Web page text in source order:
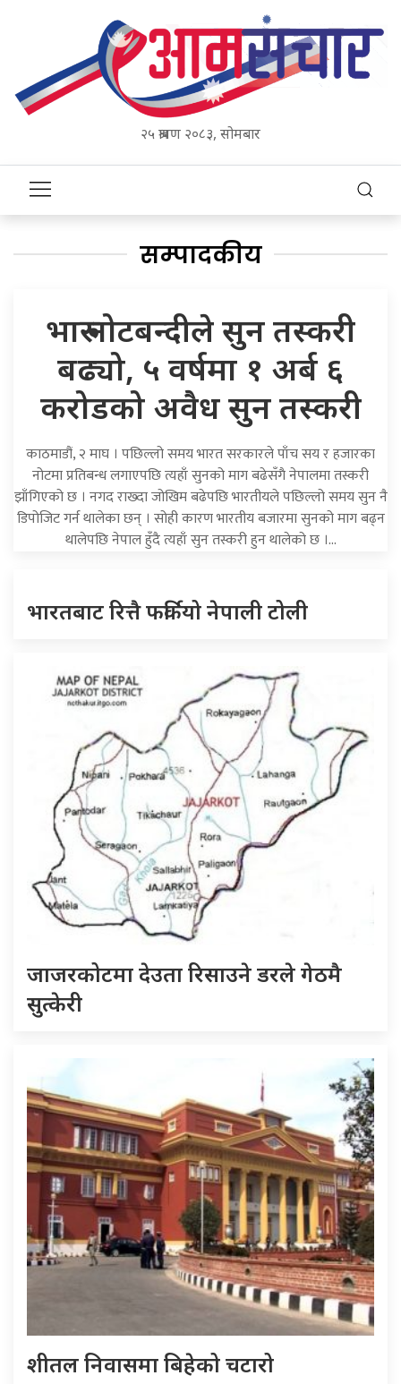
२५ श्रावण २०८३, सोमबार
सम्पादकीय
भारु नोटबन्दीले सुन तस्करी
बढ्यो, ५ वर्षमा १ अर्ब ६
करोडको अवैध सुन तस्करी
काठमाडौं, २ माघ । पछिल्लो समय भारत सरकारले पाँच सय र हजारका
नोटमा प्रतिबन्ध लगाएपछि त्यहाँ सुनको माग बढेसँगै नेपालमा तस्करी
झाँगिएको छ । नगद राख्दा जोखिम बढेपछि भारतीयले पछिल्लो समय सुन नै
डिपोजिट गर्न थालेका छन् । सोही कारण भारतीय बजारमा सुनको माग बढ्न
थालेपछि नेपाल हुँदै त्यहाँ सुन तस्करी हुन थालेको छ ।…
भारतबाट रित्तै फर्कियो नेपाली टोली
जाजरकोटमा देउता रिसाउने डरले गेठमै
सुत्केरी
शीतल निवासमा बिहेको चटारो